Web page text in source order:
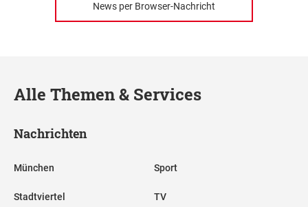
News per Browser-Nachricht
Alle Themen & Services
Nachrichten
München
Stadtviertel
Sport
TV